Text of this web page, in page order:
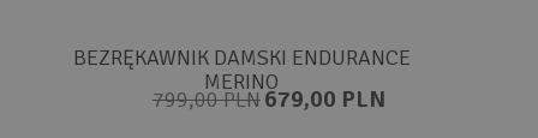
BEZRĘKAWNIK DAMSKI ENDURANCE
MERINO
799,00 PLN679,00 PLN